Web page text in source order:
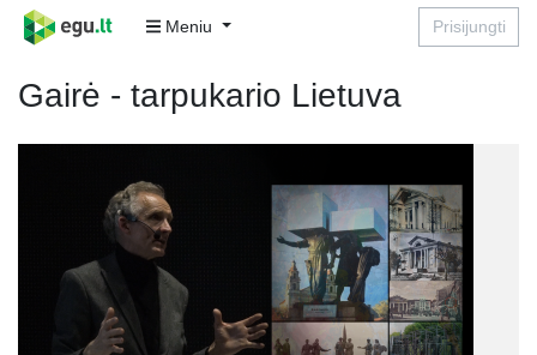
Meniu Prisijungti
Gairė - tarpukario Lietuva